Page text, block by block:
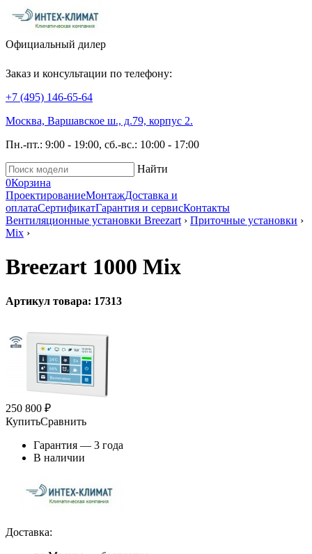
Официальный дилер
Заказ и консультации по телефону:
+7 (495) 146-65-64
Москва, Варшавское ш., д.79, корпус 2.
Пн.-пт.: 9:00 - 19:00, сб.-вс.: 10:00 - 17:00
Найти
0Корзина
ПроектированиеМонтажДоставка и
оплатаСертификатГарантия и сервисКонтакты
Вентиляционные установки Breezart › Приточные установки ›
Mix ›
Breezart 1000 Mix
Артикул товара: 17313
250 800 ₽
КупитьСравнить
Гарантия — 3 года
В наличии
Доставка: